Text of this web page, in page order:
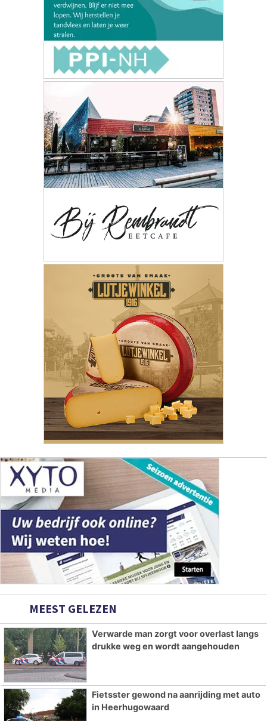
MEEST GELEZEN
Verwarde man zorgt voor overlast langs
drukke weg en wordt aangehouden
Fietsster gewond na aanrijding met auto
in Heerhugowaard